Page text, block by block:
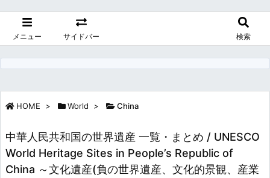
メニュー サイドバー 検索
HOME > World > China
中華人民共和国の世界遺産 一覧・まとめ / UNESCO
World Heritage Sites in People’s Republic of
China ～文化遺産(負の世界遺産、文化的景観、産業